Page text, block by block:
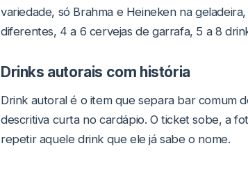
variedade, só Brahma e Heineken na
diferentes, 4 a 6 cervejas de garrafa, 5 a 8
Drinks autorais com história
Drink autoral é o item que separa bar comum
descritiva curta no cardápio. O ticket sobe, a
repetir aquele drink que ele já sabe o nome.